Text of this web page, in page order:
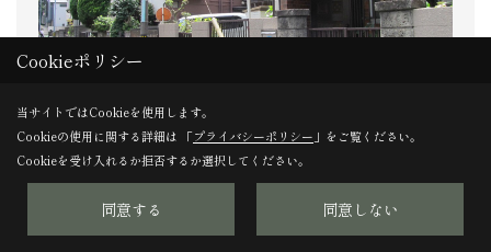
＜静かな住宅街が広がる＞
Cookieポリシー
当サイトではCookieを使用します。
Cookieの使用に関する詳細は 「プライバシーポリシー 」をご覧ください。
Cookieを受け入れるか拒否するか選択してください。
同意する 同意しない